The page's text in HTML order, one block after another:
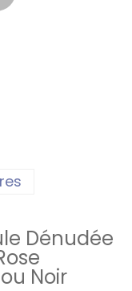
Dénudée
Noir